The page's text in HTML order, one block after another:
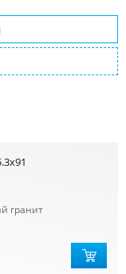
гранит